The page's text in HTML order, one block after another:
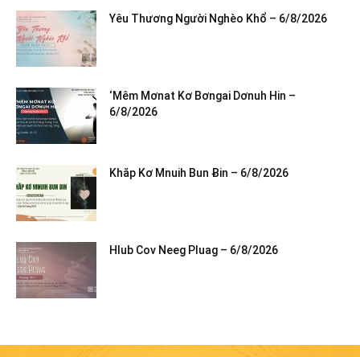
Yêu Thương Người Nghèo Khổ – 6/8/2026
‘Mêm Mơnat Kơ Bơngai Dơnuh Hin –
6/8/2026
Khăp Kơ Mnuih Bun Ƀin – 6/8/2026
Hlub Cov Neeg Pluag – 6/8/2026